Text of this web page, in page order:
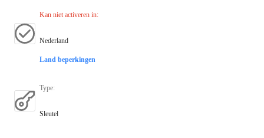
Kan niet activeren in:
Nederland
Land beperkingen
Type:
Sleutel